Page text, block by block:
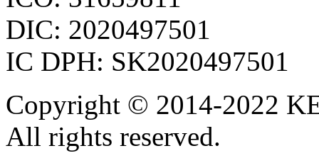
DIC: 2020497501
IC DPH: SK2020497501
Copyright © 2014-2022
All rights reserved.